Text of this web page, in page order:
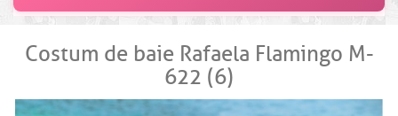
Costum de baie Rafaela Flamingo M-
622 (6)